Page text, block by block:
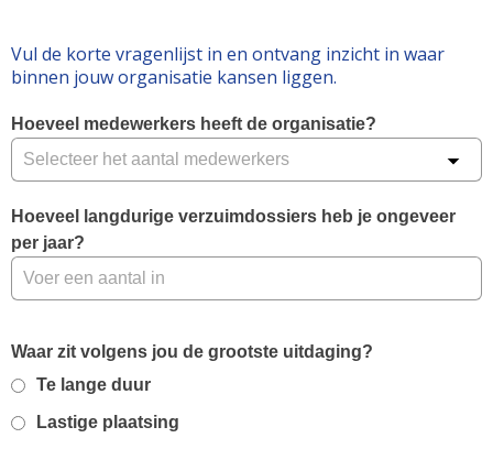
Vul de korte vragenlijst in en ontvang inzicht in waar
binnen jouw organisatie kansen liggen.
Hoeveel medewerkers heeft de organisatie?
Hoeveel langdurige verzuimdossiers heb je ongeveer
per jaar?
Waar zit volgens jou de grootste uitdaging?
Te lange duur
Lastige plaatsing